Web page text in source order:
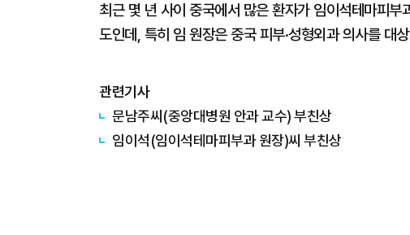
최근 몇 년 사이 중국에서 많은 환자가 임이석테마피
도인데, 특히 임 원장은 중국 피부·성형외과 의사를 대
관련기사
문남주씨(중앙대병원 안과 교수) 부친상
임이석(임이석테마피부과 원장)씨 부친상